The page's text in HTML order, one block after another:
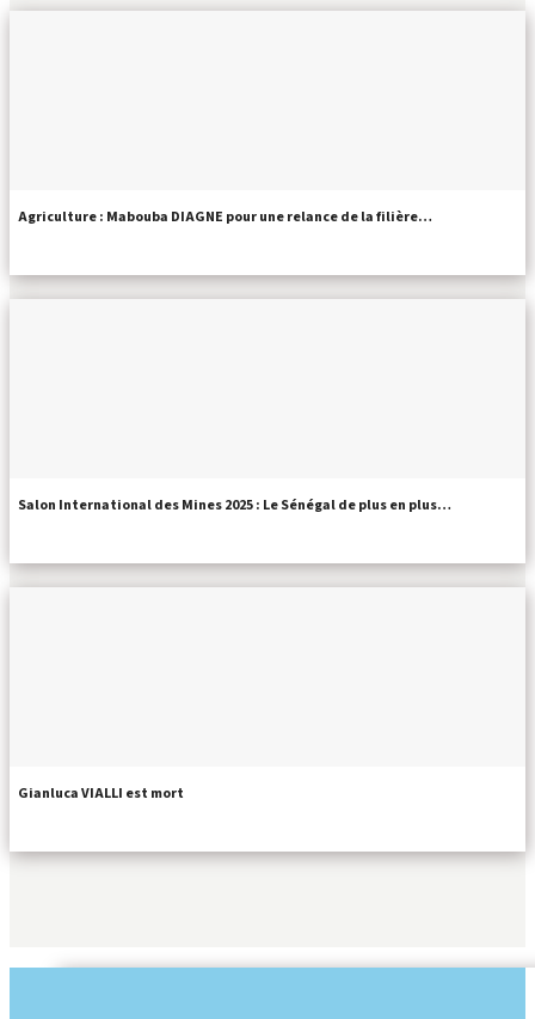
Agriculture : Mabouba DIAGNE pour une relance de la filière…
Salon International des Mines 2025 : Le Sénégal de plus en plus…
Gianluca VIALLI est mort